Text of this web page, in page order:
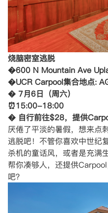
烧脑密室逃脱
�600 N Mountain Ave
�UCR Carpool集合地点:
� 7月6日（周六）
⏰15:00-18:00
� 自行前往$28，提供
厌倦了平淡的暑假，想来点
逃脱吧！不管你喜欢中世纪
杀机的童话风，或者是充满
帮你凑够人，还提供
吧？